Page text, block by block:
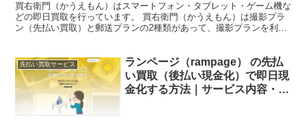
買右衛門（かうえもん）はスマートフォン・タブレット・ゲーム機な
どの即日買取を行っています。 買右衛門（かうえもん）は撮影プラ
ン（先払い買取）と郵送プランの2種類があって、撮影プランを利用
先払い買取サービス
ランページ（rampage） の先払
い買取（後払い現金化）で即日現
金化する方法｜サービス内容・詳